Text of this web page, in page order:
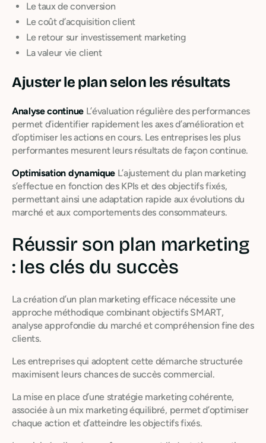
Le taux de conversion
Le coût d’acquisition client
Le retour sur investissement marketing
La valeur vie client
Ajuster le plan selon les résultats
Analyse continueL’évaluation régulière des performances
permet d’identifier rapidement les axes d’amélioration et
d’optimiser les actions en cours. Les entreprises les plus
performantes mesurent leurs résultats de façon continue.
Optimisation dynamiqueL’ajustement du plan marketing
s’effectue en fonction des KPIs et des objectifs fixés,
permettant ainsi une adaptation rapide aux évolutions du
marché et aux comportements des consommateurs.
Réussir son plan marketing
: les clés du succès
La création d’un plan marketing efficace nécessite une
approche méthodique combinant objectifs SMART,
analyse approfondie du marché et compréhension fine des
clients.
Les entreprises qui adoptent cette démarche structurée
maximisent leurs chances de succès commercial.
La mise en place d’une stratégie marketing cohérente,
associée à un mix marketing équilibré, permet d’optimiser
chaque action et d’atteindre les objectifs fixés.